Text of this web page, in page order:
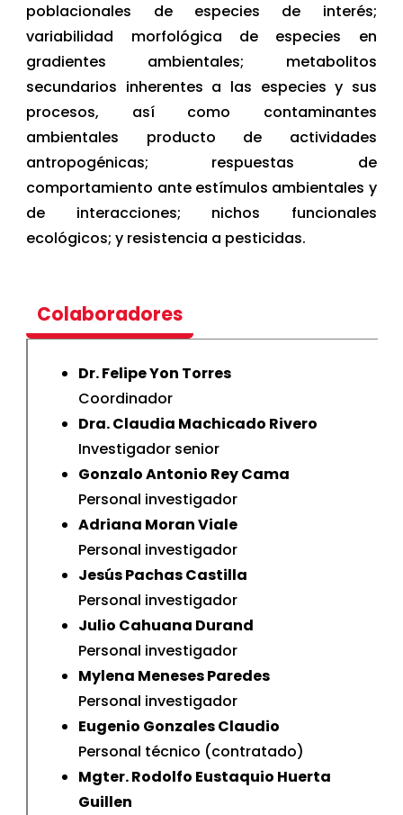
poblacionales de especies de interés;
variabilidad morfológica de especies en
gradientes ambientales; metabolitos
secundarios inherentes a las especies y sus
procesos, así como contaminantes
ambientales producto de actividades
antropogénicas; respuestas de
comportamiento ante estímulos ambientales y
de interacciones; nichos funcionales
ecológicos; y resistencia a pesticidas.
Colaboradores
Dr.Felipe Yon Torres
Coordinador
Dra. Claudia Machicado Rivero
Investigador senior
Gonzalo Antonio Rey Cama
Personal investigador
Adriana Moran Viale
Personal investigador
Jesús Pachas Castilla
Personal investigador
Julio Cahuana Durand
Personal investigador
Mylena Meneses Paredes
Personal investigador
Eugenio Gonzales Claudio
Personal técnico (contratado)
Mgter. Rodolfo Eustaquio Huerta
Guillen